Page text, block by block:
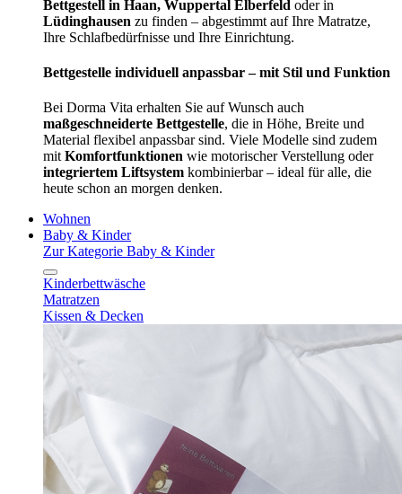
Bettgestell in Haan, Wuppertal Elberfeld oder in
Lüdinghausen zu finden – abgestimmt auf Ihre Matratze,
Ihre Schlafbedürfnisse und Ihre Einrichtung.
Bettgestelle individuell anpassbar – mit Stil und Funktion
Bei Dorma Vita erhalten Sie auf Wunsch auch
maßgeschneiderte Bettgestelle, die in Höhe, Breite und
Material flexibel anpassbar sind. Viele Modelle sind zudem
mit Komfortfunktionen wie motorischer Verstellung oder
integriertem Liftsystem kombinierbar – ideal für alle, die
heute schon an morgen denken.
Wohnen
Baby & Kinder
Zur Kategorie Baby & Kinder
Kinderbettwäsche
Matratzen
Kissen & Decken